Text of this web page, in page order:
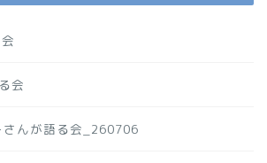
会
さんが語る会_260706